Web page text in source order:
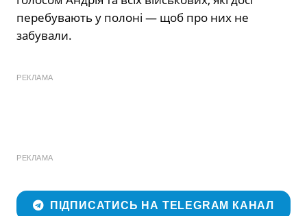
перебувають у полоні — щоб про них не
забували.
РЕКЛАМА
РЕКЛАМА
ПІДПИСАТИСЬ НА TELEGRAM КАНАЛ